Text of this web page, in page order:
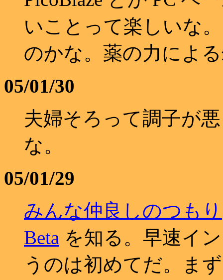
いことって楽しいな
のかな。薬の力によ
05/01/30
夫婦そろって調子が
な。
05/01/29
みんな仲良しのつもり
Beta を知る。早速イ
うのは初めてだ。ま